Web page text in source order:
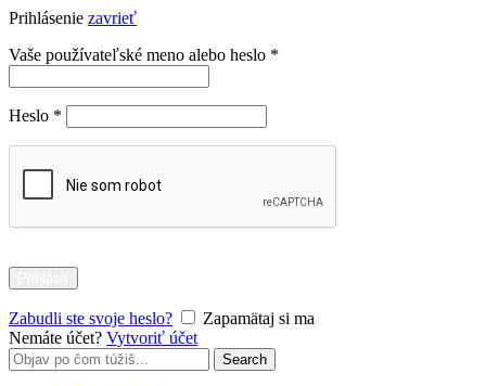
Prihlásenie zavrieť
Vaše používateľské meno alebo heslo *
Heslo *
Zabudli ste svoje heslo?
Zapamätaj si ma
Nemáte účet? Vytvoriť účet
Search
for:
Search